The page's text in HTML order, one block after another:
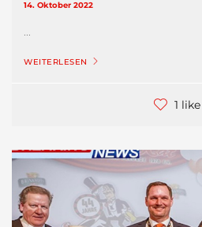
14. Oktober 2022
...
WEITERLESEN
1 like